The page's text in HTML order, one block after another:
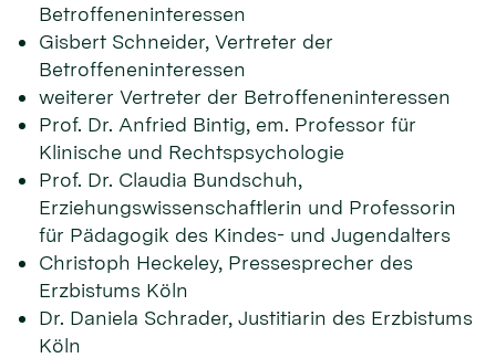
Betroffeneninteressen
Gisbert Schneider, Vertreter der
Betroffeneninteressen
weiterer Vertreter der Betroffeneninteressen
Prof. Dr. Anfried Bintig, em. Professor für
Klinische und Rechtspsychologie
Prof. Dr. Claudia Bundschuh,
Erziehungswissenschaftlerin und Professorin
für Pädagogik des Kindes- und Jugendalters
Christoph Heckeley, Pressesprecher des
Erzbistums Köln
Dr. Daniela Schrader, Justitiarin des Erzbistums
Köln